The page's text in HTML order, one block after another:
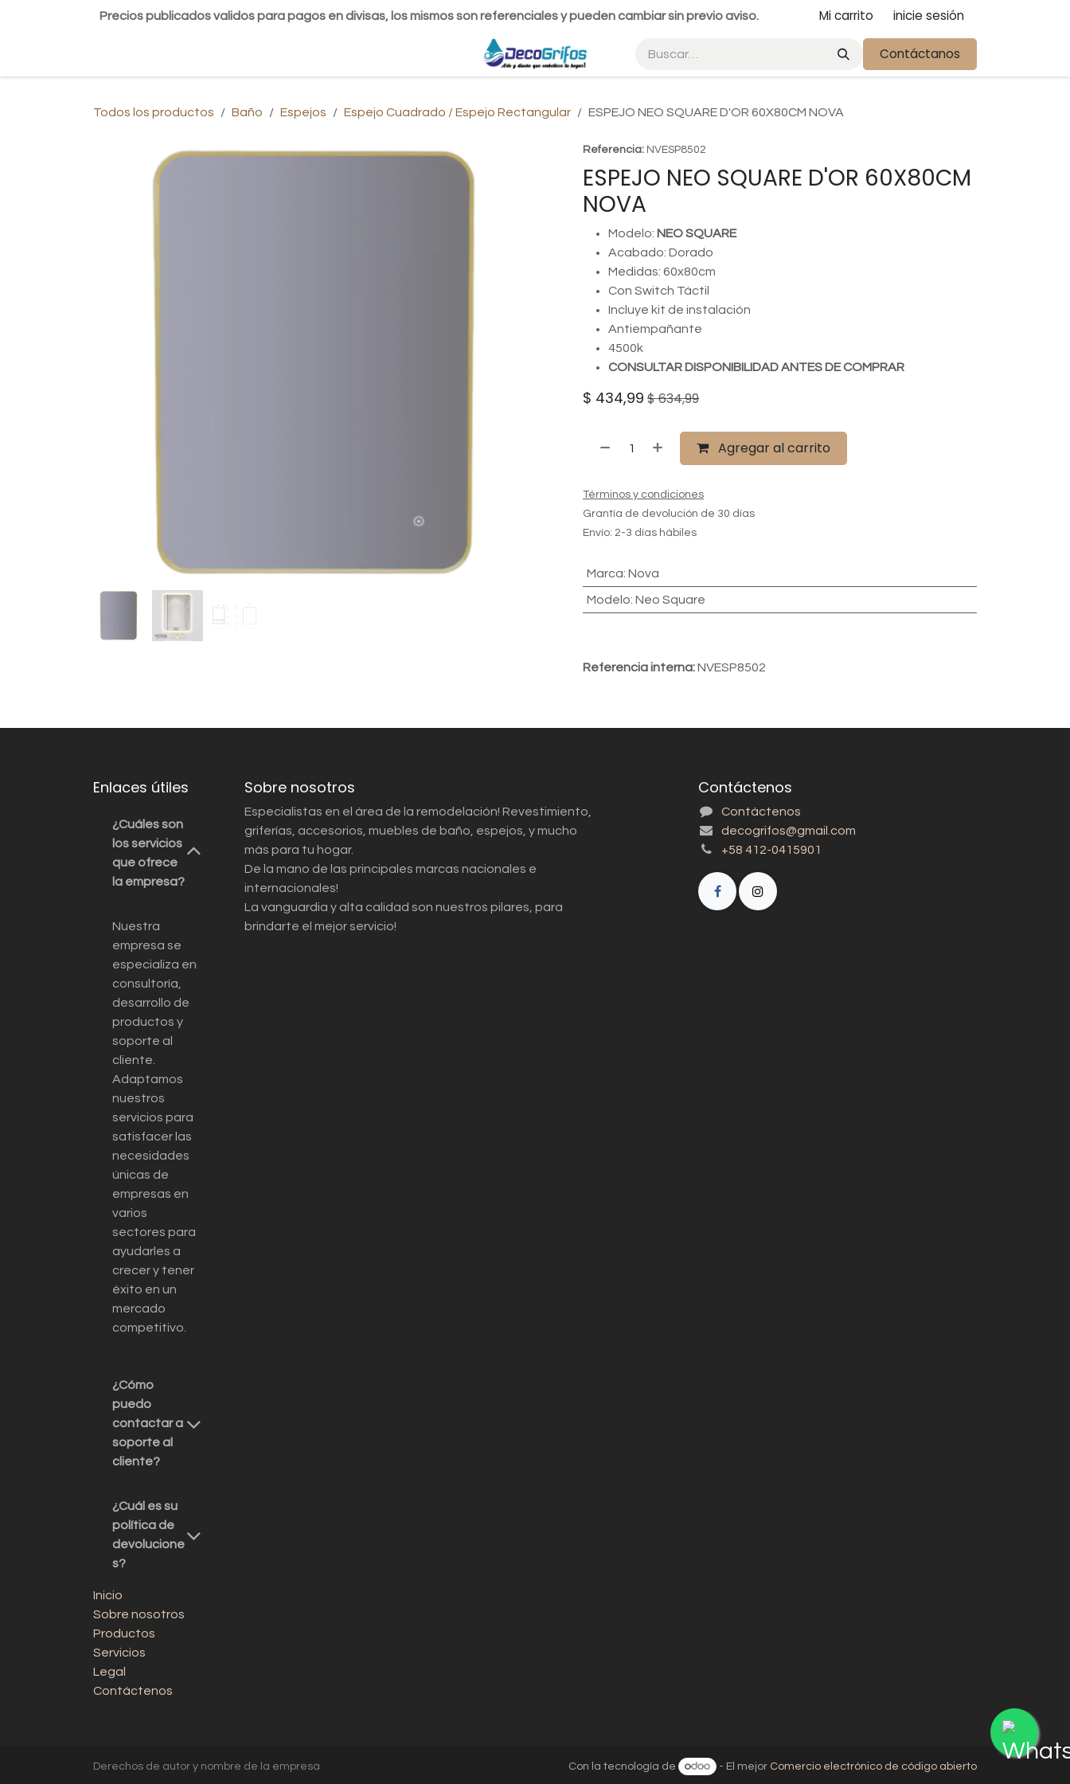
Precios publicados validos para pagos en divisas, los mismos son referenciales y pueden cambiar sin previo aviso. Mi carrito inicie sesión
Contáctanos
Todos los productos Baño Espejos Espejo Cuadrado / Espejo Rectangular ESPEJO NEO SQUARE D'OR 60X80CM NOVA
Referencia: NVESP8502
ESPEJO NEO SQUARE D'OR 60X80CM
NOVA
Modelo: NEO SQUARE
Acabado: Dorado
Medidas: 60x80cm
Con Switch Táctil
Incluye kit de instalación
Antiempañante
4500k
CONSULTAR DISPONIBILIDAD ANTES DE COMPRAR
$ 434,99 $634,99
Agregar al carrito
Términos y condiciones
Grantía de devolución de 30 días
Envío: 2-3 días hábiles
Marca: Nova
Modelo: Neo Square
Referencia interna:NVESP8502
Enlaces útiles
¿Cuáles son
los servicios
que ofrece
la empresa?
Nuestra
empresa se
especializa en
consultoría,
desarrollo de
productos y
soporte al
cliente.
Adaptamos
nuestros
servicios para
satisfacer las
necesidades
únicas de
empresas en
varios
sectores para
ayudarles a
crecer y tener
éxito en un
mercado
competitivo.
¿Cómo
puedo
contactar a
soporte al
cliente?
¿Cuál es su
política de
devolucione
s?
Inicio
Sobre nosotros
Productos
Servicios
Legal
Contáctenos
Sobre nosotros
Especialistas en el área de la remodelación! Revestimiento,
griferías, accesorios, muebles de baño, espejos, y mucho
más para tu hogar.
De la mano de las principales marcas nacionales e
internacionales!
La vanguardia y alta calidad son nuestros pilares, para
brindarte el mejor servicio!
Contáctenos
Contáctenos
decogrifos@gmail.com
+58 412-0415901
Derechos de autor y nombre de la empresa Con la tecnología de - El mejor Comercio electrónico de código abierto